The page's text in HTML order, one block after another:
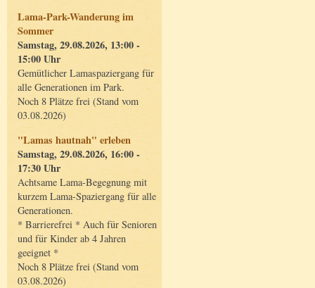
Lama-Park-Wanderung im
Sommer
Samstag, 29.08.2026, 13:00 -
15:00 Uhr
Gemütlicher Lamaspaziergang für
alle Generationen im Park.
Noch 8 Plätze frei (Stand vom
03.08.2026)
"Lamas hautnah" erleben
Samstag, 29.08.2026, 16:00 -
17:30 Uhr
Achtsame Lama-Begegnung mit
kurzem Lama-Spaziergang für alle
Generationen.
* Barrierefrei * Auch für Senioren
und für Kinder ab 4 Jahren
geeignet *
Noch 8 Plätze frei (Stand vom
03.08.2026)